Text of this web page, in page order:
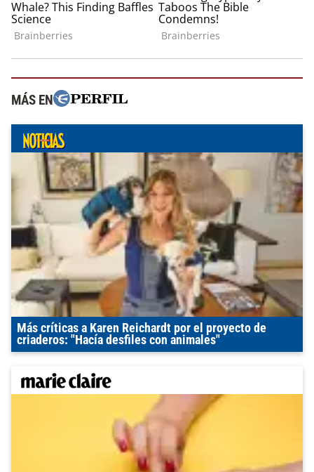
MÁS EN
Más críticas a Karen Reichardt por el proyecto de
criaderos: "Hacía desfiles con animales"